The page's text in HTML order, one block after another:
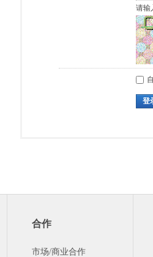
请输
登
合作
市场/商业合作